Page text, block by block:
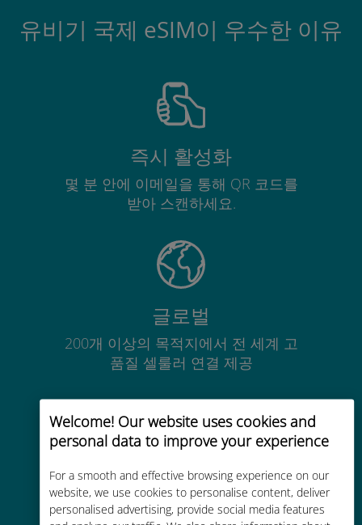
Welcome! Our website uses cookies and
personal data to improve your experience
For a smooth and effective browsing experience on our
website, we use cookies to personalise content, deliver
personalised advertising, provide social media features
유비기 국제 eSIM이 우수한 이유
즉시 활성화
몇 분 안에 이메일을 통해 QR 코드를
받아 스캔하세요.
글로벌
200개 이상의 목적지에서 전 세계 고
품질 셀룰러 연결 제공
비용 효율적
기존 통신사 로밍 요금보다 최대